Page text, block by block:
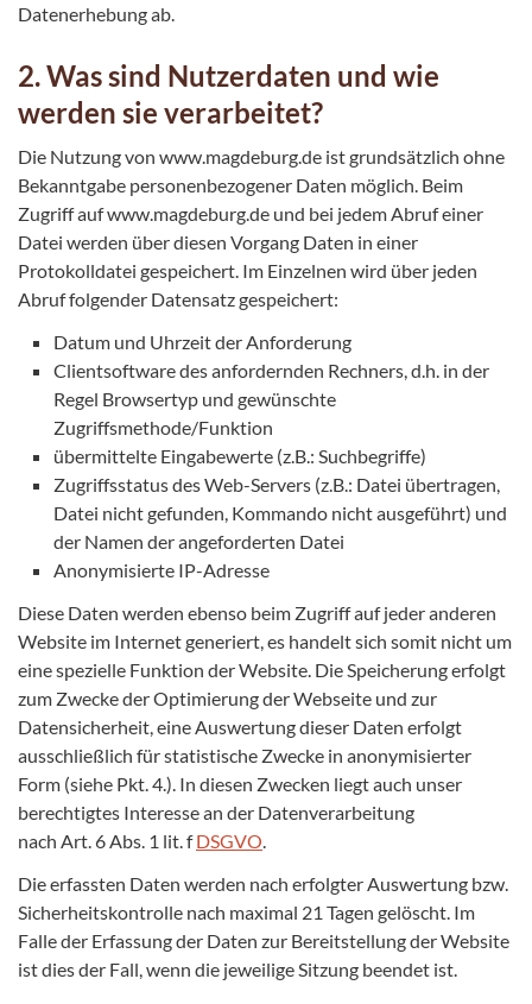
Datenerhebung ab.
2. Was sind Nutzerdaten und wie
werden sie verarbeitet?
Die Nutzung von www.magdeburg.de ist grundsätzlich ohne
Bekanntgabe personenbezogener Daten möglich. Beim
Zugriff auf www.magdeburg.de und bei jedem Abruf einer
Datei werden über diesen Vorgang Daten in einer
Protokolldatei gespeichert. Im Einzelnen wird über jeden
Abruf folgender Datensatz gespeichert:
Datum und Uhrzeit der Anforderung
Clientsoftware des anfordernden Rechners, d.h. in der
Regel Browsertyp und gewünschte
Zugriffsmethode/Funktion
übermittelte Eingabewerte (z.B.: Suchbegriffe)
Zugriffsstatus des Web-Servers (z.B.: Datei übertragen,
Datei nicht gefunden, Kommando nicht ausgeführt) und
der Namen der angeforderten Datei
Anonymisierte IP-Adresse
Diese Daten werden ebenso beim Zugriff auf jeder anderen
Website im Internet generiert, es handelt sich somit nicht um
eine spezielle Funktion der Website. Die Speicherung erfolgt
zum Zwecke der Optimierung der Webseite und zur
Datensicherheit, eine Auswertung dieser Daten erfolgt
ausschließlich für statistische Zwecke in anonymisierter
Form (siehe Pkt. 4.). In diesen Zwecken liegt auch unser
berechtigtes Interesse an der Datenverarbeitung
nach Art. 6 Abs. 1 lit. fDSGVO
Die erfassten Daten werden nach erfolgter Auswertung bzw.
Sicherheitskontrolle nach maximal 21 Tagen gelöscht. Im
Falle der Erfassung der Daten zur Bereitstellung der Website
ist dies der Fall, wenn die jeweilige Sitzung beendet ist.